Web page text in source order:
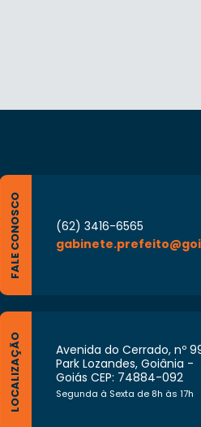
FALE CONOSCO
(62) 3416-6565
LOCALIZAÇÃO
Avenida do Cerrado, nº
Park Lozandes, Goiânia -
Goiás CEP: 74884-092
Segunda à Sexta de 8h às 17h